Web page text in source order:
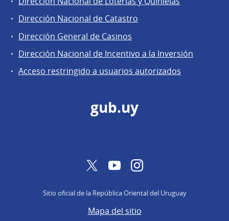
de
la
Dirección
General
de
Secretaría
Dirección Nacional de Catastro
Dirección General de Casinos
Dirección Nacional de Incentivo a la Inversión
Acceso restringido a usuarios autorizados
gub.uy
TwitterYouTubeInstagram
Sitio oficial de la República Oriental del Uruguay
Mapa del sitio